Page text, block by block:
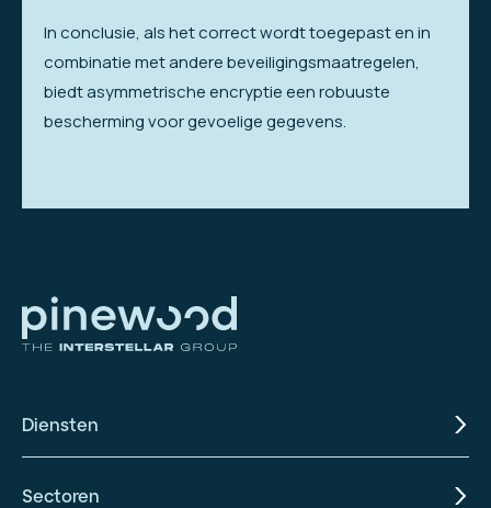
In conclusie, als het correct wordt toegepast en in
combinatie met andere beveiligingsmaatregelen,
biedt asymmetrische encryptie een robuuste
bescherming voor gevoelige gegevens.
Diensten
Sectoren